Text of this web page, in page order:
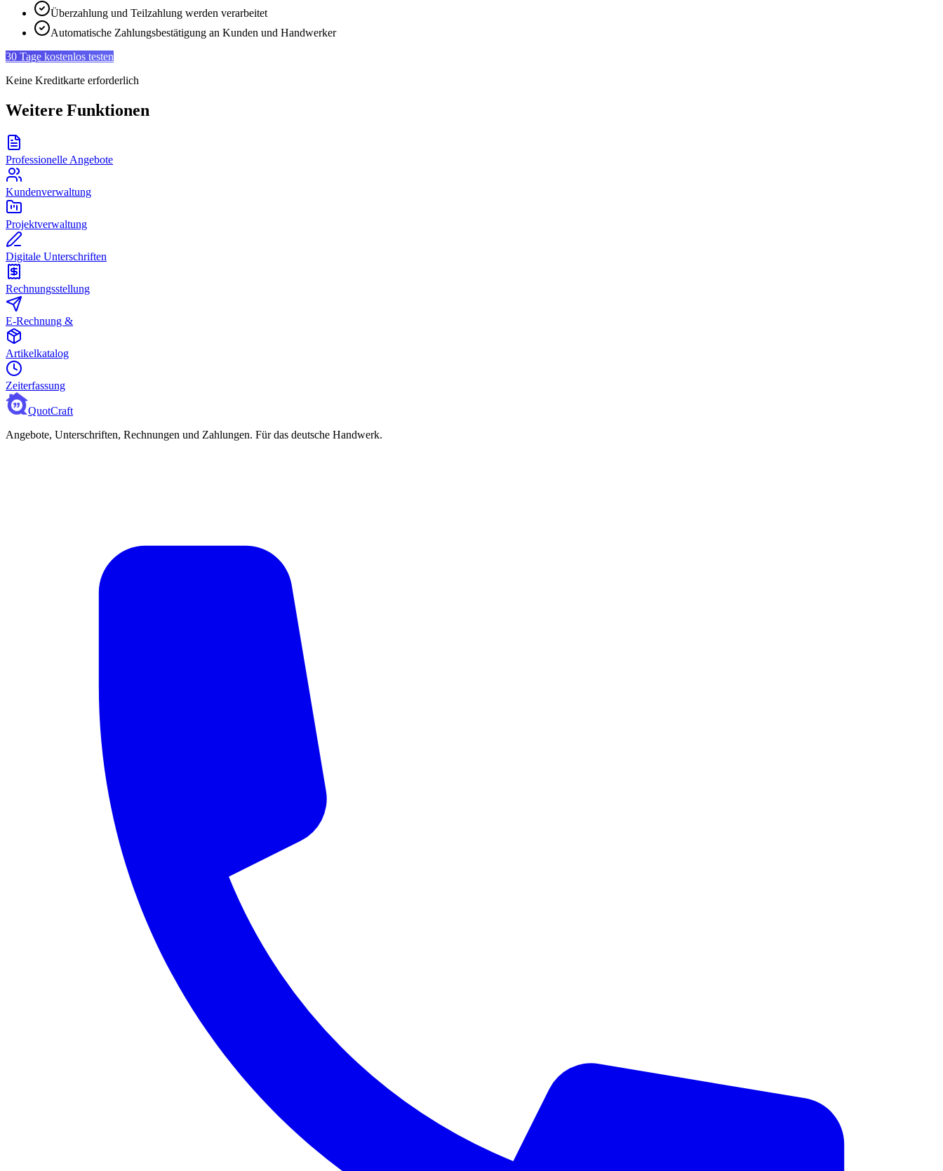
Überzahlung und Teilzahlung werden verarbeitet
Automatische Zahlungsbestätigung an Kunden und Handwerker
30 Tage kostenlos testen
Keine Kreditkarte erforderlich
Weitere Funktionen
Professionelle Angebote
Kundenverwaltung
Projektverwaltung
Digitale Unterschriften
Rechnungsstellung
E-Rechnung &
Artikelkatalog
Zeiterfassung
QuotCraft
Angebote, Unterschriften, Rechnungen und Zahlungen. Für das deutsche Handwerk.